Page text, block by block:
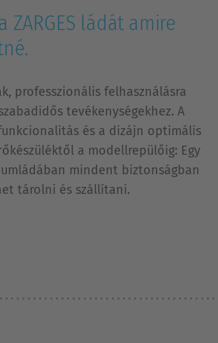
ZARGES ládát amire
professzionális felhasználásra
tevékenységekhez. A
funkcionalitás és a dizájn optimális
a modellrepülőig: Egy
mindent biztonságban
tárolni és szállítani.